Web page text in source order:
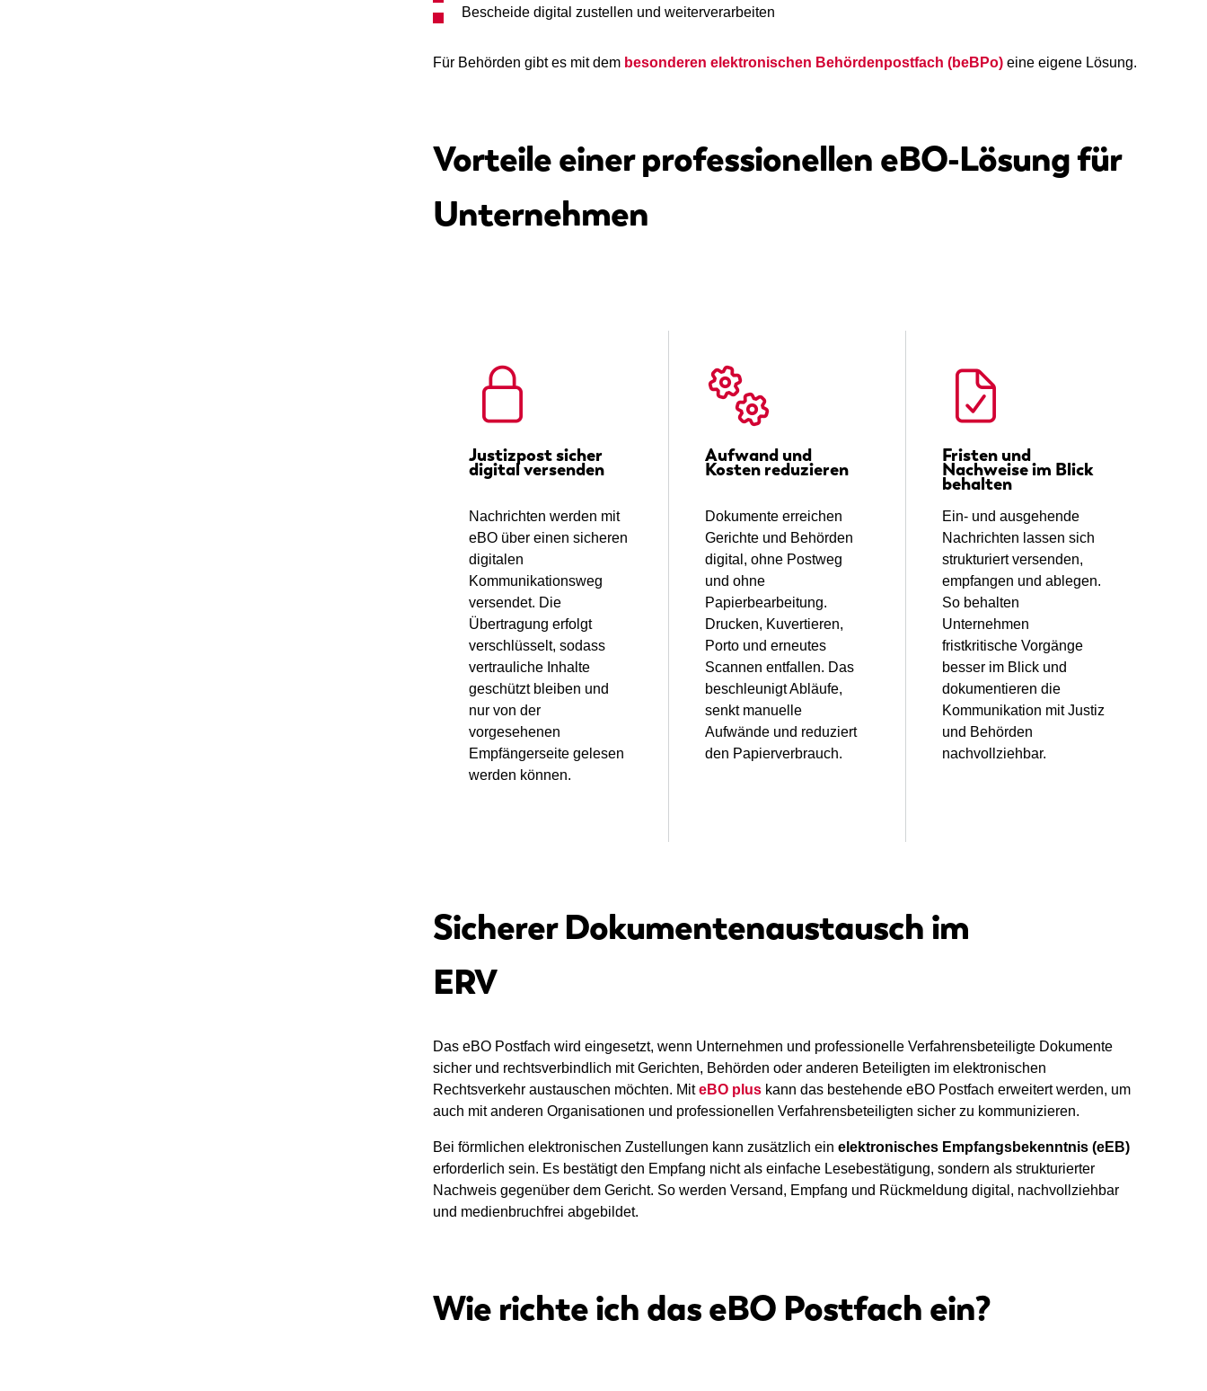
Bescheide digital zustellen und weiterverarbeiten
Für Behörden gibt es mit dem besonderen elektronischen Behördenpostfach (beBPo) eine eigene Lösung.
Vorteile einer professionellen eBO-Lösung für
Unternehmen
Justizpost sicher
digital versenden
Nachrichten werden mit
eBO über einen sicheren
digitalen
Kommunikationsweg
versendet. Die
Übertragung erfolgt
verschlüsselt, sodass
vertrauliche Inhalte
geschützt bleiben und
nur von der
vorgesehenen
Empfängerseite gelesen
werden können.
Aufwand und
Kosten reduzieren
Dokumente erreichen
Gerichte und Behörden
digital, ohne Postweg
und ohne
Papierbearbeitung.
Drucken, Kuvertieren,
Porto und erneutes
Scannen entfallen. Das
beschleunigt Abläufe,
senkt manuelle
Aufwände und reduziert
den Papierverbrauch.
Fristen und
Nachweise im Blick
behalten
Ein- und ausgehende
Nachrichten lassen sich
strukturiert versenden,
empfangen und ablegen.
So behalten
Unternehmen
fristkritische Vorgänge
besser im Blick und
dokumentieren die
Kommunikation mit Justiz
und Behörden
nachvollziehbar.
Sicherer Dokumentenaustausch im
ERV
Das eBO Postfach wird eingesetzt, wenn Unternehmen und professionelle Verfahrensbeteiligte Dokumente
sicher und rechtsverbindlich mit Gerichten, Behörden oder anderen Beteiligten im elektronischen
Rechtsverkehr austauschen möchten. MiteBO plus kann das bestehende eBO Postfach erweitert werden, um
auch mit anderen Organisationen und professionellen Verfahrensbeteiligten sicher zu kommunizieren.
Bei förmlichen elektronischen Zustellungen kann zusätzlich einelektronisches Empfangsbekenntnis (eEB)
erforderlich sein. Es bestätigt den Empfang nicht als einfache Lesebestätigung, sondern als strukturierter
Nachweis gegenüber dem Gericht. So werden Versand, Empfang und Rückmeldung digital, nachvollziehbar
und medienbruchfrei abgebildet.
Wie richte ich das eBO Postfach ein?